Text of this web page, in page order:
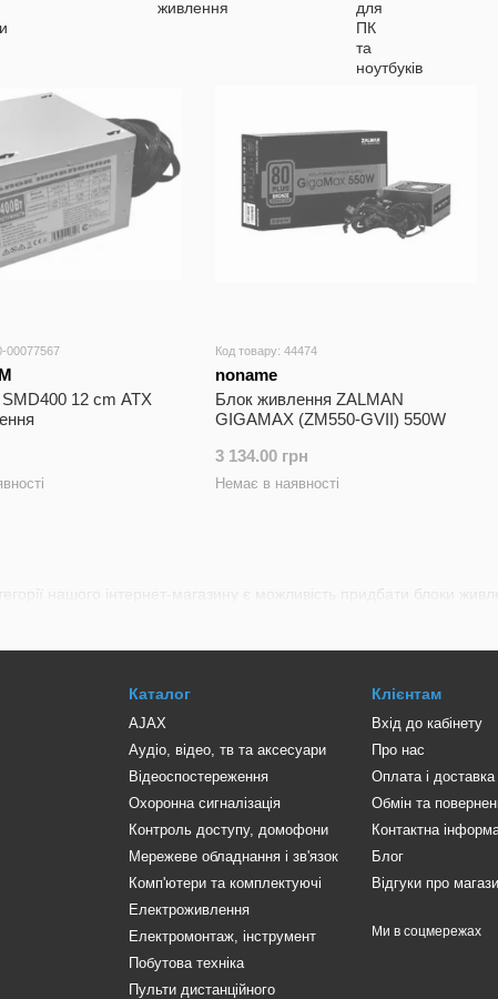
нашого інтернет-магазину є можливість придбати блоки
00077567
12 cm ATX
Код товару: 44474
noname
Блок живлення ZALMAN
GIGAMAX (ZM550-GVII) 550W
3 134.00 грн
Немає в наявності
Каталог
AJAX
Аудіо, відео, тв та аксесуари
Відеоспостереження
Охоронна сигналізація
Контроль доступу, домофони
Мережеве обладнання і зв'язок
Комп'ютери та комплектуючі
Електроживлення
Електромонтаж, інструмент
Побутова техніка
Пульти дистанційного
Клієнтам
Вхід до кабінету
Про нас
Оплата і доставка
Обмін та
Контактна
Блог
Відгуки про
Ми в соцмережах